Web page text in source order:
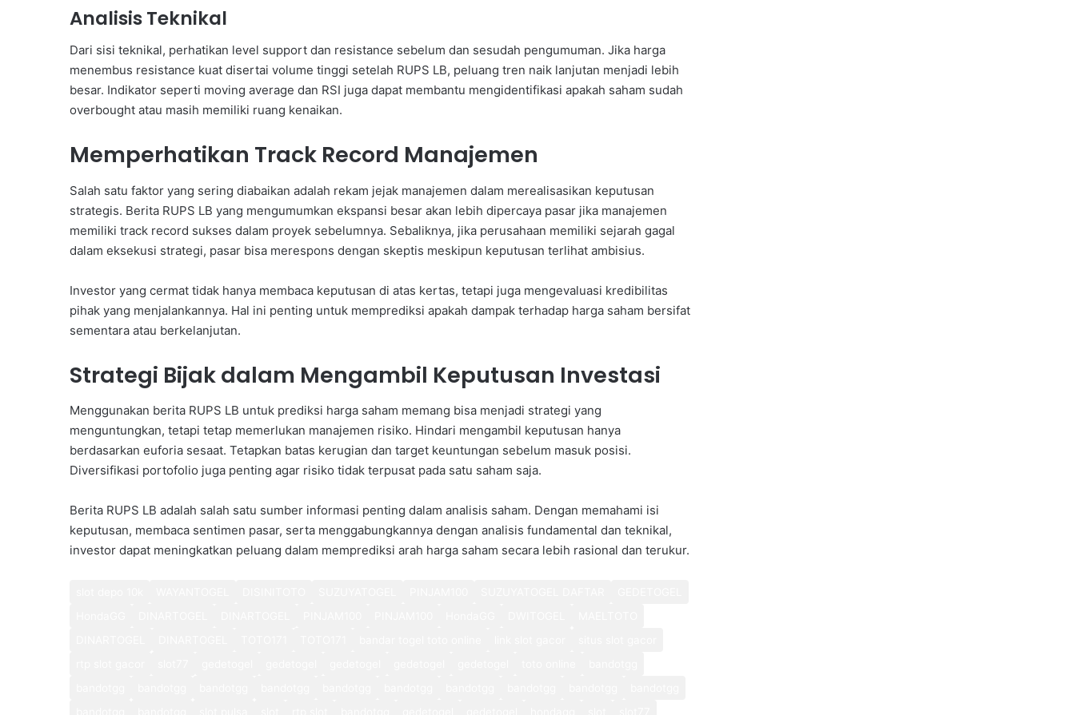
Analisis Teknikal
Dari sisi teknikal, perhatikan level support dan resistance sebelum dan sesudah pengumuman. Jika harga
menembus resistance kuat disertai volume tinggi setelah RUPS LB, peluang tren naik lanjutan menjadi lebih
besar. Indikator seperti moving average dan RSI juga dapat membantu mengidentifikasi apakah saham sudah
overbought atau masih memiliki ruang kenaikan.
Memperhatikan Track Record Manajemen
Salah satu faktor yang sering diabaikan adalah rekam jejak manajemen dalam merealisasikan keputusan
strategis. Berita RUPS LB yang mengumumkan ekspansi besar akan lebih dipercaya pasar jika manajemen
memiliki track record sukses dalam proyek sebelumnya. Sebaliknya, jika perusahaan memiliki sejarah gagal
dalam eksekusi strategi, pasar bisa merespons dengan skeptis meskipun keputusan terlihat ambisius.
Investor yang cermat tidak hanya membaca keputusan di atas kertas, tetapi juga mengevaluasi kredibilitas
pihak yang menjalankannya. Hal ini penting untuk memprediksi apakah dampak terhadap harga saham bersifat
sementara atau berkelanjutan.
Strategi Bijak dalam Mengambil Keputusan Investasi
Menggunakan berita RUPS LB untuk prediksi harga saham memang bisa menjadi strategi yang
menguntungkan, tetapi tetap memerlukan manajemen risiko. Hindari mengambil keputusan hanya
berdasarkan euforia sesaat. Tetapkan batas kerugian dan target keuntungan sebelum masuk posisi.
Diversifikasi portofolio juga penting agar risiko tidak terpusat pada satu saham saja.
Berita RUPS LB adalah salah satu sumber informasi penting dalam analisis saham. Dengan memahami isi
keputusan, membaca sentimen pasar, serta menggabungkannya dengan analisis fundamental dan teknikal,
investor dapat meningkatkan peluang dalam memprediksi arah harga saham secara lebih rasional dan terukur.